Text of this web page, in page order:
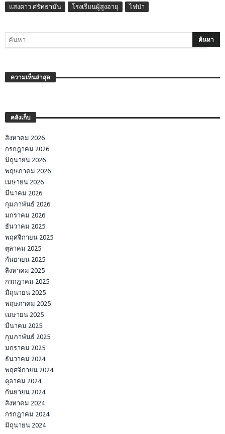
แสงดาว ศรัทธามั่น โรงเรียนผู้สูงอายุ ไฟป่า
ความเห็นล่าสุด
คลังเก็บ
สิงหาคม 2026
กรกฎาคม 2026
มิถุนายน 2026
พฤษภาคม 2026
เมษายน 2026
มีนาคม 2026
กุมภาพันธ์ 2026
มกราคม 2026
ธันวาคม 2025
พฤศจิกายน 2025
ตุลาคม 2025
กันยายน 2025
สิงหาคม 2025
กรกฎาคม 2025
มิถุนายน 2025
พฤษภาคม 2025
เมษายน 2025
มีนาคม 2025
กุมภาพันธ์ 2025
มกราคม 2025
ธันวาคม 2024
พฤศจิกายน 2024
ตุลาคม 2024
กันยายน 2024
สิงหาคม 2024
กรกฎาคม 2024
มิถุนายน 2024